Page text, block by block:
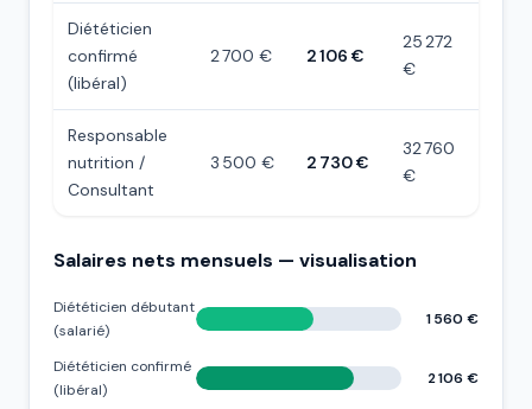
Diététicien
confirmé
(libéral)
2 700 € 2 106 €
25 272
€
Responsable
nutrition /
Consultant
3 500 € 2 730 €
32 760
€
Salaires nets mensuels — visualisation
Diététicien débutant
(salarié)
1 560 €
Diététicien confirmé
(libéral)
2 106 €